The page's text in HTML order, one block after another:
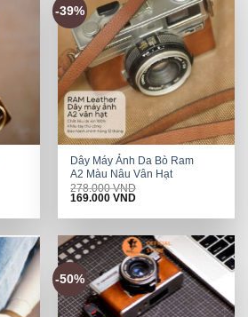
-39%
Dây Máy Ảnh Da Bò Ram
A2 Màu Nâu Vân Hạt
278.000VND
Original
was:
169.000VNDCurrent
is:
-50%